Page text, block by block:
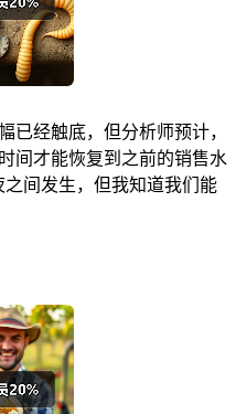
已经触底，但分析师预计，
间才能恢复到之前的销售水
间发生，但我知道我们能